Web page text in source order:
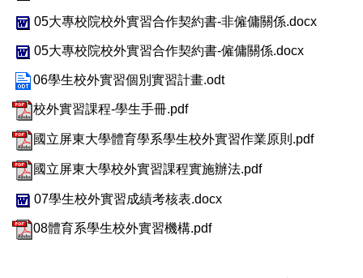
05大專校院校外實習合作契約書-非僱傭關係.docx
05大專校院校外實習合作契約書-僱傭關係.docx
06學生校外實習個別實習計畫.odt
校外實習課程-學生手冊.pdf
國立屏東大學體育學系學生校外實習作業原則.pdf
國立屏東大學校外實習課程實施辦法.pdf
07學生校外實習成績考核表.docx
08體育系學生校外實習機構.pdf